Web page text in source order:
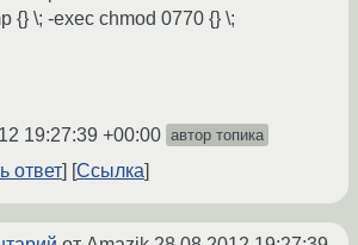
{} \; -exec chmod 0770 {} \;
19:27:39 +00:00 автор топика
ответ Ссылка